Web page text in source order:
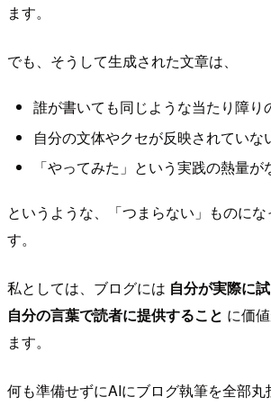
ます。
でも、そうして生成された文章は、
誰が書いても同じような当たり障り
自分の文体やクセが反映されていな
「やってみた」という実践の熱量が
というような、「つまらない」ものに
す。
私としては、ブログには 自分が実際に
自分の言葉で読者に提供すること に価
ます。
何も準備せずにAIにブログ執筆を全部丸